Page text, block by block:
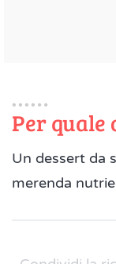
Per quale
Un dessert da
merenda